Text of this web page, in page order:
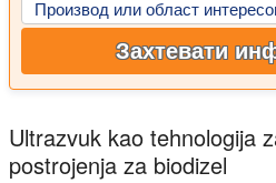
Производ или област
Захтевати
Ultrazvuk kao tehnologija
postrojenja za biodizel